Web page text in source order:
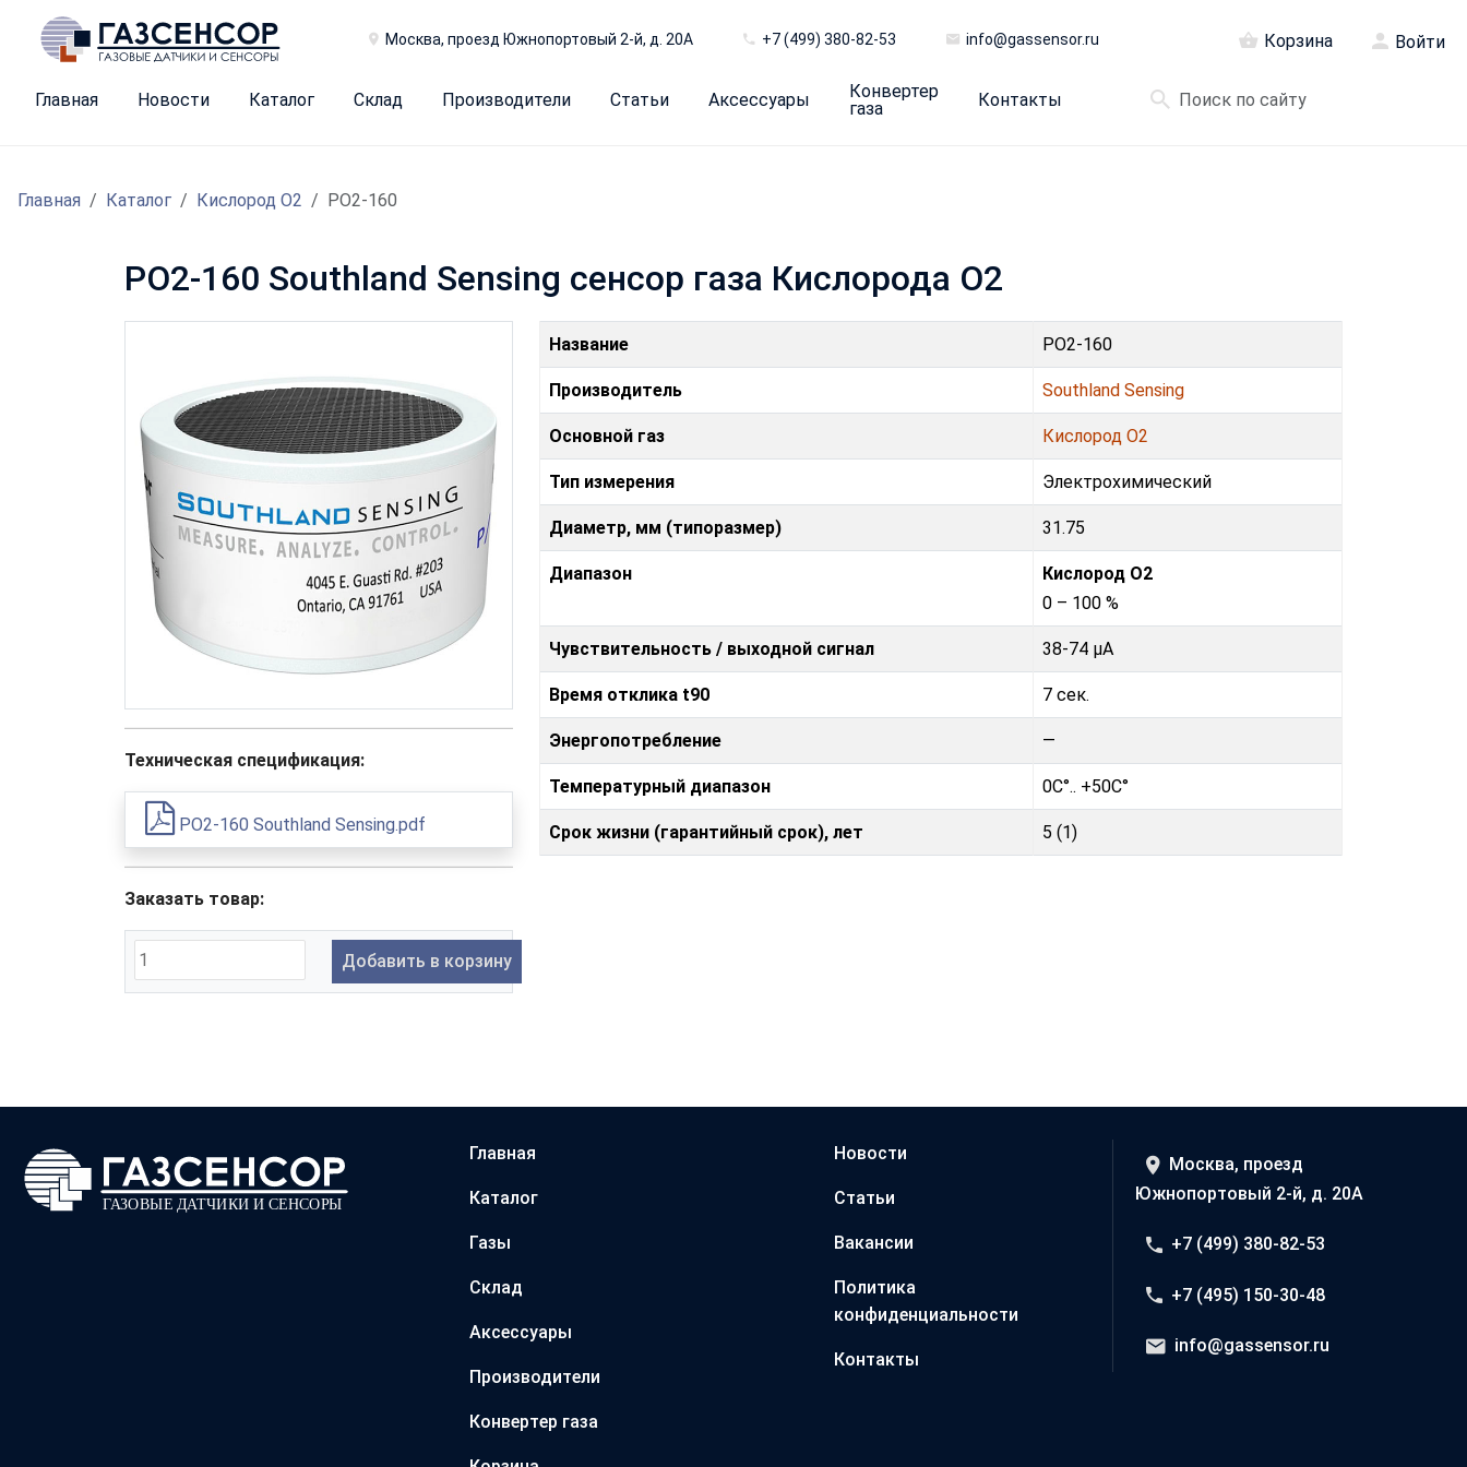
Москва, проезд Южнопортовый 2-й, д. 20А +7 (499) 380-82-53 info@gassensor.ru Корзина Войти
Главная Новости Каталог Склад Производители Статьи Аксессуары
Конвертер
газа
Контакты
Главная Каталог Кислород O2 PO2-160
PO2-160 Southland Sensing сенсор газа Кислорода O2
Техническая спецификация:
PO2-160 Southland Sensing.pdf
Заказать товар:
Добавить в корзину
Название PO2-160
Производитель Southland Sensing
Основной газ Кислород O2
Тип измерения Электрохимический
Диаметр, мм (типоразмер) 31.75
Диапазон
Кислород O2
0 – 100 %
Чувствительность / выходной сигнал 38-74 µA
Время отклика t90 7 сек.
Энергопотребление —
Температурный диапазон 0C°.. +50C°
Срок жизни (гарантийный срок), лет 5 (1)
Главная
Каталог
Газы
Склад
Аксессуары
Производители
Конвертер газа
Новости
Статьи
Вакансии
Политика
конфиденциальности
Контакты
Москва, проезд
Южнопортовый 2-й, д. 20А
+7 (499) 380-82-53
+7 (495) 150-30-48
info@gassensor.ru